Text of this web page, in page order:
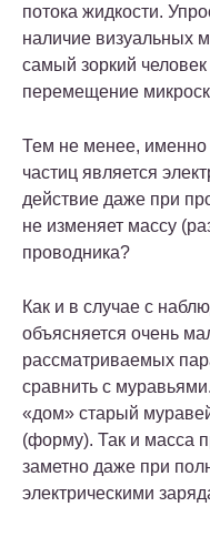
потока жидкости.
наличие визуальных
самый зоркий
перемещение
Тем не менее,
частиц является
действие даже при
не изменяет массу
проводника?
Как и в случае с
объясняется очень
рассматриваемых
сравнить с
«дом» старый
(форму). Так и масса
заметно даже при
электрическими